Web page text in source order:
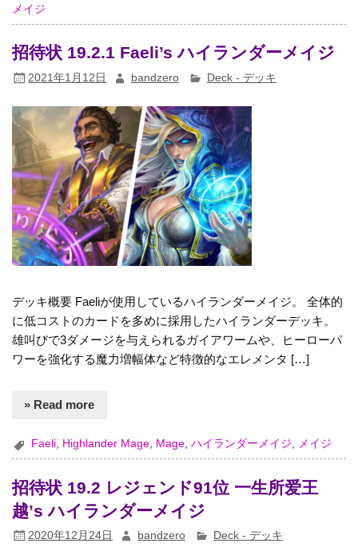
メイジ
招待状 19.2.1 Faeli’s ハイランダーメイジ
2021年1月12日 bandzero Deck - デッキ
デッキ概要 Faeliが使用しているハイランダーメイジ。 全体的
に低コストのカードを多めに採用したハイランダーデッキ。
雄叫びで3ダメージを与えられるガイアワームや、ヒーローパ
ワーを強化する魔力増幅体など特徴的なエレメンタ […]
» Read more
Faeli, Highlander Mage, Mage,ハイランダーメイジ, メイジ
招待状 19.2 レジェンド91位 一生所爱王
越’s ハイランダーメイジ
2020年12月24日 bandzero Deck - デッキ